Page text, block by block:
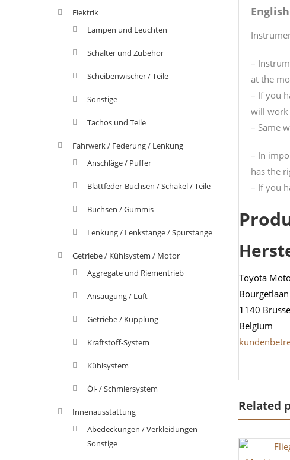
–
at the
– If you
will work
– Same
– In
has the
– If you
Toyota
1140
Belgium
Related
Elektrik
Lampen und Leuchten
Schalter und Zubehör
Scheibenwischer / Teile
Sonstige
Tachos und Teile
Fahrwerk / Federung / Lenkung
Anschläge / Puffer
Blattfeder-Buchsen / Schäkel / Teile
Buchsen / Gummis
Lenkung / Lenkstange / Spurstange
Getriebe / Kühlsystem / Motor
Aggregate und Riementrieb
Ansaugung / Luft
Getriebe / Kupplung
Kraftstoff-System
Kühlsystem
Öl- / Schmiersystem
Innenausstattung
Abedeckungen / Verkleidungen
Sonstige